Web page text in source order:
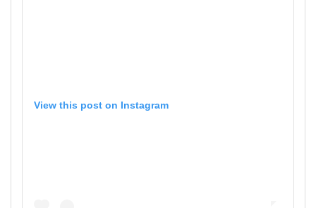
View this post on Instagram